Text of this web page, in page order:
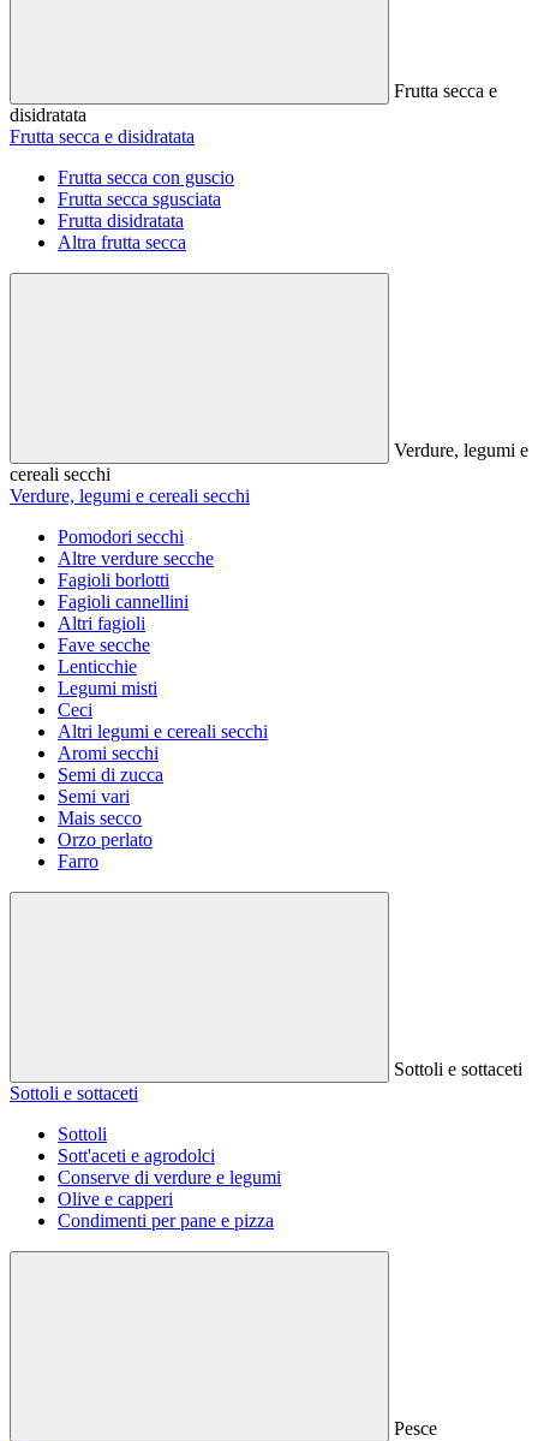
Frutta secca e
disidratata
Frutta secca e disidratata
Frutta secca con guscio
Frutta secca sgusciata
Frutta disidratata
Altra frutta secca
Verdure, legumi e
cereali secchi
Verdure, legumi e cereali secchi
Pomodori secchi
Altre verdure secche
Fagioli borlotti
Fagioli cannellini
Altri fagioli
Fave secche
Lenticchie
Legumi misti
Ceci
Altri legumi e cereali secchi
Aromi secchi
Semi di zucca
Semi vari
Mais secco
Orzo perlato
Farro
Sottoli e sottaceti
Sottoli e sottaceti
Sottoli
Sott'aceti e agrodolci
Conserve di verdure e legumi
Olive e capperi
Condimenti per pane e pizza
Pesce